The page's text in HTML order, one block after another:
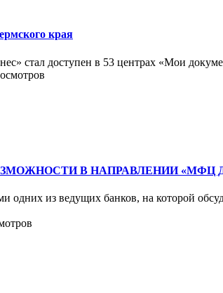
края
стал доступен в 53 центрах «Мои
В НАПРАВЛЕНИИ «МФЦ
из ведущих банков, на которой